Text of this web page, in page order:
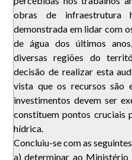
obras de infraestrutura
demonstrada em lidar com
de água dos últimos
diversas regiões do
decisão de realizar esta
vista que os recursos são
investimentos devem ser
constituem pontos cruciais
hídrica.
Concluiu-se com as
a) determinar ao Ministério